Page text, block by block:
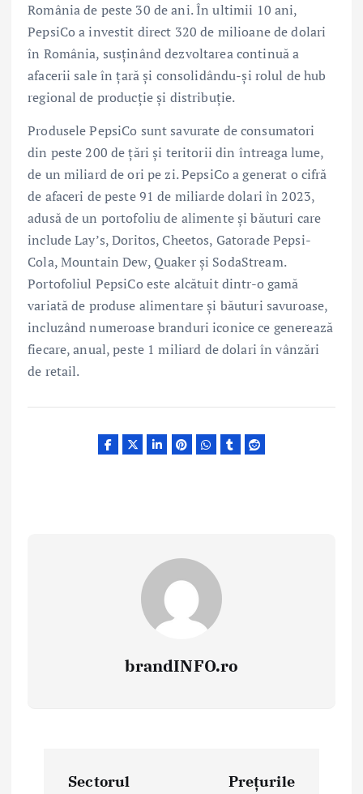
România de peste 30 de ani. În ultimii 10 ani,
PepsiCo a investit direct 320 de milioane de dolari
în România, susținând dezvoltarea continuă a
afacerii sale în țară și consolidându-și rolul de hub
regional de producție și distribuție.
Produsele PepsiCo sunt savurate de consumatori
din peste 200 de țări și teritorii din întreaga lume,
de un miliard de ori pe zi. PepsiCo a generat o cifră
de afaceri de peste 91 de miliarde dolari în 2023,
adusă de un portofoliu de alimente și băuturi care
include Lay’s, Doritos, Cheetos, Gatorade Pepsi-
Cola, Mountain Dew, Quaker și SodaStream.
Portofoliul PepsiCo este alcătuit dintr-o gamă
variată de produse alimentare și băuturi savuroase,
incluzând numeroase branduri iconice ce generează
fiecare, anual, peste 1 miliard de dolari în vânzări
de retail.
brandINFO.ro
Sectorul
Prețurile